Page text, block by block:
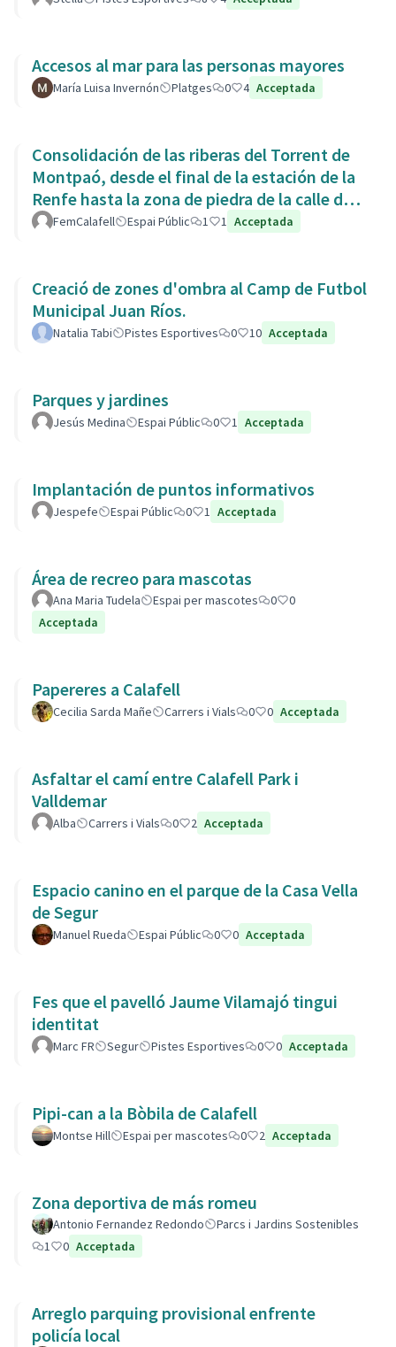
Accesos al mar para las personas mayores
María Luisa Invernón Platges 0 4 Acceptada
Consolidación de las riberas del Torrent de
Montpaó, desde el final de la estación de la
Renfe hasta la zona de piedra de la calle de
L’Estany.
FemCalafell Espai Públic 1 1 Acceptada
Creació de zones d'ombra al Camp de Futbol
Municipal Juan Ríos.
Natalia Tabi Pistes Esportives 0 10 Acceptada
Parques y jardines
Jesús Medina Espai Públic 0 1 Acceptada
Implantación de puntos informativos
Jespefe Espai Públic 0 1 Acceptada
Área de recreo para mascotas
Ana Maria Tudela Espai per mascotes 0
0
Acceptada
Papereres a Calafell
Cecilia Sarda Mañe Carrers i Vials 0 0 Acceptada
Asfaltar el camí entre Calafell Park i
Valldemar
Alba Carrers i Vials 0 2 Acceptada
Espacio canino en el parque de la Casa Vella
de Segur
Manuel Rueda Espai Públic 0 0 Acceptada
Fes que el pavelló Jaume Vilamajó tingui
identitat
Marc FR Segur Pistes Esportives 0 0 Acceptada
Pipi-can a la Bòbila de Calafell
Montse Hill Espai per mascotes 0 2 Acceptada
Zona deportiva de más romeu
Antonio Fernandez Redondo
Parcs i Jardins Sostenibles
1
0 Acceptada
Arreglo parquing provisional enfrente
policía local